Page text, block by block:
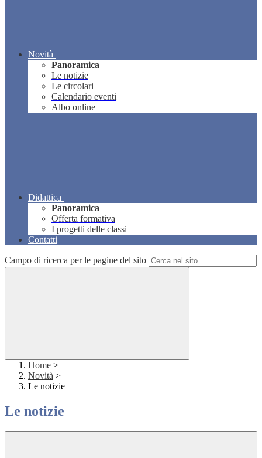
Novità
Panoramica
Le notizie
Le circolari
Calendario eventi
Albo online
Didattica
Panoramica
Offerta formativa
I progetti delle classi
Contatti
Campo di ricerca per le pagine del sito
Home >
Novità >
Le notizie
Le notizie